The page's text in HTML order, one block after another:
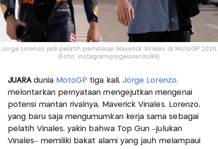
Jorge Lorenzo jadi pelatih pembalap Maverick Vinales di MotoGP 2026.
(Foto: Instagram/jorgelorenzo99)
JUARAdunia MotoGP tiga kali, Jorge Lorenzo,
melontarkan pernyataan mengejutkan mengenai
potensi mantan rivalnya, Maverick Vinales. Lorenzo,
yang baru saja mengumumkan kerja sama sebagai
pelatih Vinales, yakin bahwa Top Gun –julukan
Vinales– memiliki bakat alami yang jauh melampaui